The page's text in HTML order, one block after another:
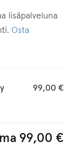
lisäpalveluna
Osta
99,00 €
99,00 €